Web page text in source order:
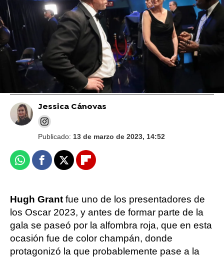
'Glass Onion': Daniel Craig y Rian Johnsn nos
hablan de ESE cameo espectacular que
confirma que el detective es gay
Jessica Cánovas
Publicado: 13 de marzo de 2023, 14:52
WhatsappFacebook
X Flipboard
Hugh Grant fue uno de los presentadores de
los Oscar 2023, y antes de formar parte de la
gala se paseó por la alfombra roja, que en esta
ocasión fue de color champán, donde
protagonizó la que probablemente pase a la